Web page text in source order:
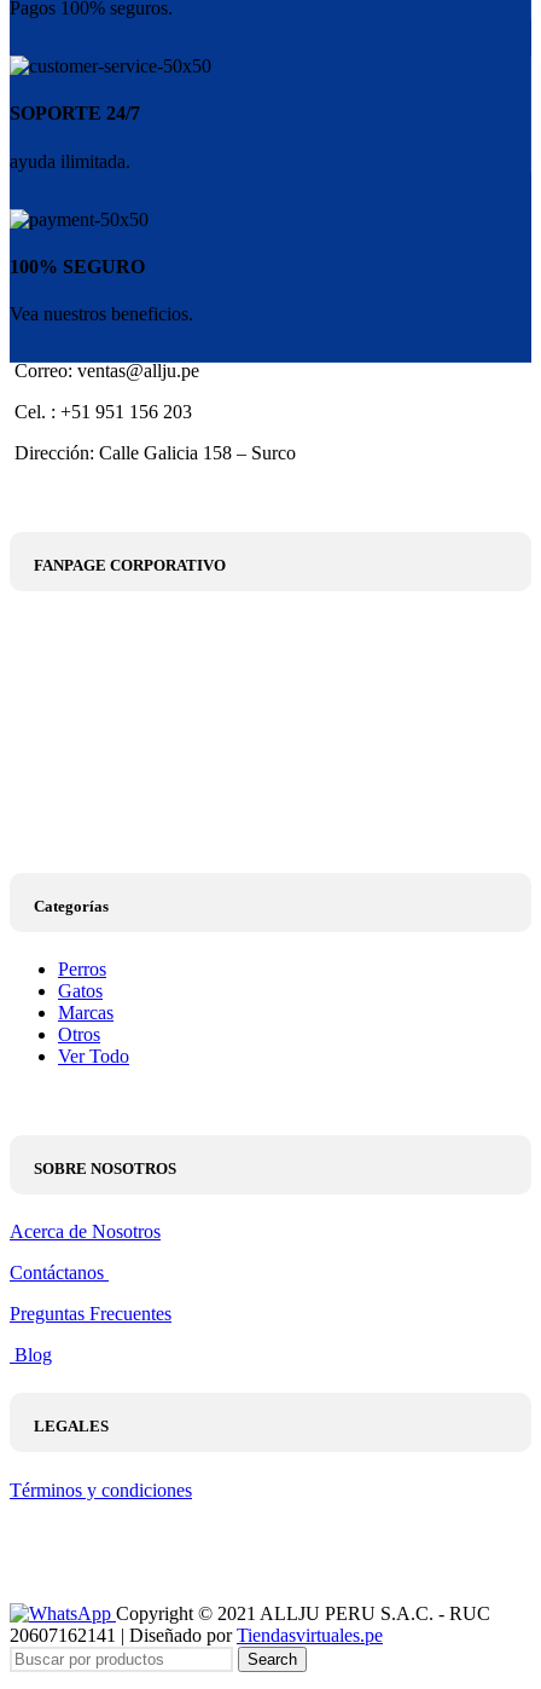
Pagos 100% seguros.
SOPORTE 24/7
ayuda ilimitada.
100% SEGURO
Vea nuestros beneficios.
Correo: ventas@allju.pe
Cel. : +51 951 156 203
Dirección: Calle Galicia 158 – Surco
FANPAGE CORPORATIVO
Categorías
Perros
Gatos
Marcas
Otros
Ver Todo
SOBRE NOSOTROS
Acerca de Nosotros
Contáctanos
Preguntas Frecuentes
Blog
LEGALES
Términos y condiciones
Copyright © 2021 ALLJU PERU S.A.C. - RUC
20607162141 | Diseñado porTiendasvirtuales.pe
Search